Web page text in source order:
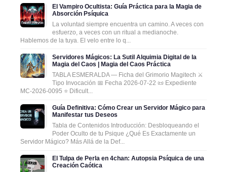
El Vampiro Ocultista: Guía Práctica para la Magia de
Absorción Psíquica
La voluntad siempre encuentra un camino. A veces con
esfuerzo, a veces con un ritual a medianoche.
Hablemos de la tuya. El velo entre lo q...
Servidores Mágicos: La Sutil Alquimia Digital de la
Magia del Caos | Magia del Caos Práctica
TABLA ESMERALDA — Ficha del Grimorio Magitech ⚔️
Tipo Invocación 📅 Fecha 2026-07-22 📜 Expediente
MC-2026-0095 ⭐ Dificult...
Guía Definitiva: Cómo Crear un Servidor Mágico para
Manifestar tus Deseos
Tabla de Contenidos Introducción: Desbloqueando el
Poder Oculto de tu Psique ¿Qué Es Exactamente un
Servidor Mágico? Más Allá de la Def...
El Tulpa de Perla en 4chan: Autopsia Psíquica de una
Creación Caótica